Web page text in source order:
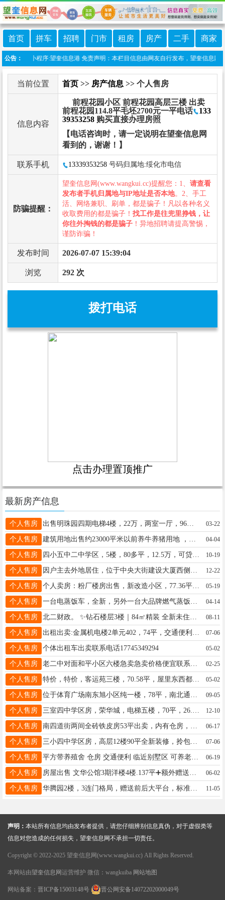
首页 拼车 招聘 门市 租房 房产 二手 商家
公告：
上线微信小程序:望奎信息港 免责声明：本栏目信息由网友自行发布，望奎信息网
当前位置 首页 >> 房产信息 >> 个人售房
信息内容
前程花园小区 前程花园高层三楼 出卖
前程花园114.8平毛坯2700元一平电话
133
39353258 购买直接办理房照
【电话咨询时，请一定说明在望奎信息网
看到的，谢谢！】
联系手机 13339353258 号码归属地:绥化市电信
防骗提醒：
望奎信息网(www.wangkui.cc)提醒您：1、 请查看
发布者手机归属地与IP地址是否本地。2、手工
活、网络兼职、刷单，都是骗子！凡以各种名义
收取费用的都是骗子！ 找工作是往兜里挣钱，让
你往外掏钱的都是骗子 ！异地招聘请提高警惕，
谨防诈骗！
发布时间 2026-07-07 15:39:04
浏览 292 次
拨打电话
点击办理置顶推广
最新房产信息
个人售房 出售明珠园四期电梯4楼，22万，两室一厅，96平方，精装修未入住，全屋品牌家具家电，拎包入住，电话:18945715522 03-22
个人售房 04-04
个人售房 四小五中二中学区，5楼，80多平，12.5万，可贷款，无大税，两室一厅，看房电话18746526850 10-19
个人售房 12-22
个人售房 个人卖房：粉厂楼房出售，新改造小区，77.36平米，不山不顶，临近六小、三中、新一中，9.8万☎️18504557014 05-19
个人售房 04-14
个人售房 08-11
个人售房 07-06
个人售房 个体出租车出卖联系电话17745349294 05-02
个人售房 02-25
个人售房 特价，特价，客运苑三楼，70.58平，屋里东西都带，2室一厅，可以走交易贷款，17.8万，价格可以小优惠，电话☎️18746526850 05-02
个人售房 09-05
个人售房 12-10
个人售房 06-17
个人售房 三小四中学区房，高层12楼90平全新装修，拎包入住17.6万电话15184565342 07-06
个人售房 平方带养殖舍 仓房 交通便利 临近别墅区 可养老、民宿、农家乐等 出售红五别墅区院内车库 13#楼南侧18769185625 13258571274 06-19
个人售房 06-02
个人售房 华腾园2楼，3连门格局，赠送前后大平台，标准2室1厅，73平，新换3层铝塑铝窗户，新换防盗门，纯毛坯新装修，拎包入住，下楼1分钟到学校，黄金位置，去哪都方便，18944555161 11-05
声明： 本站所有信息均由发布者提供，请您仔细辨别信息真伪，对于虚假类等
信息对您造成的任何损失，望奎信息网不承担一切责任。
Copyright © 2022-2025 望奎信息网(www.wangkui.cc) All Rights Reserved.
本网站由望奎信息网 运营维护 微信：wangkuiba 网站地图
网站备案： 晋ICP备15003148号 晋公网安备14072202000049号